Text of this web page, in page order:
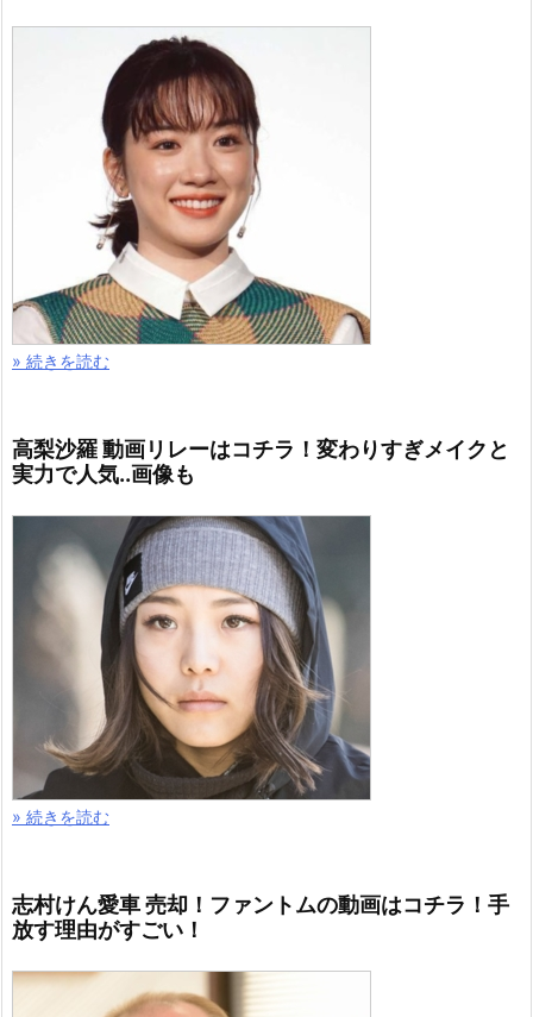
» 続きを読む
高梨沙羅 動画リレーはコチラ！変わりすぎメイクと
実力で人気..画像も
» 続きを読む
志村けん愛車 売却！ファントムの動画はコチラ！手
放す理由がすごい！